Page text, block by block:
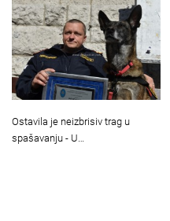
Ostavila je neizbrisiv trag u
spašavanju - U…